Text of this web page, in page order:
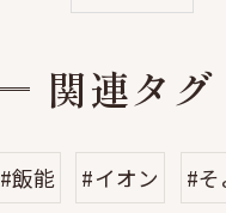
関連タグ
#飯能 #イオン #そ